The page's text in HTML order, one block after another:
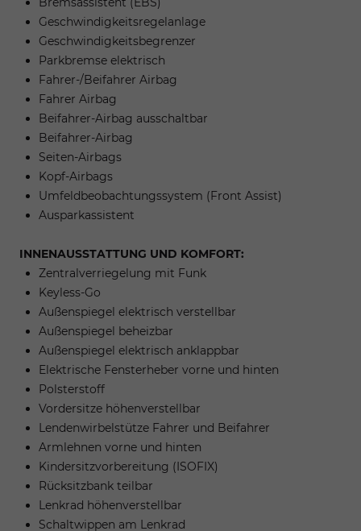
Geschwindigkeitsregelanlage
Geschwindigkeitsbegrenzer
Parkbremse elektrisch
Fahrer-/Beifahrer Airbag
Fahrer Airbag
Beifahrer-Airbag ausschaltbar
Beifahrer-Airbag
Seiten-Airbags
Kopf-Airbags
Umfeldbeobachtungssystem (Front Assist)
Ausparkassistent
INNENAUSSTATTUNG UND KOMFORT:
Zentralverriegelung mit Funk
Keyless-Go
Außenspiegel elektrisch verstellbar
Außenspiegel beheizbar
Außenspiegel elektrisch anklappbar
Elektrische Fensterheber vorne und hinten
Polsterstoff
Vordersitze höhenverstellbar
Lendenwirbelstütze Fahrer und Beifahrer
Armlehnen vorne und hinten
Kindersitzvorbereitung (ISOFIX)
Rücksitzbank teilbar
Lenkrad höhenverstellbar
Schaltwippen am Lenkrad